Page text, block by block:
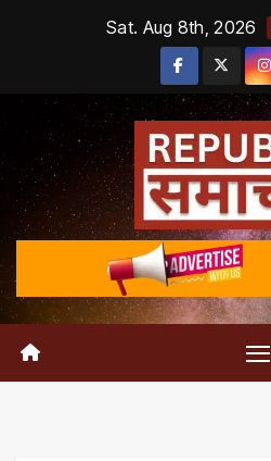
Sat. Aug 8th, 2026